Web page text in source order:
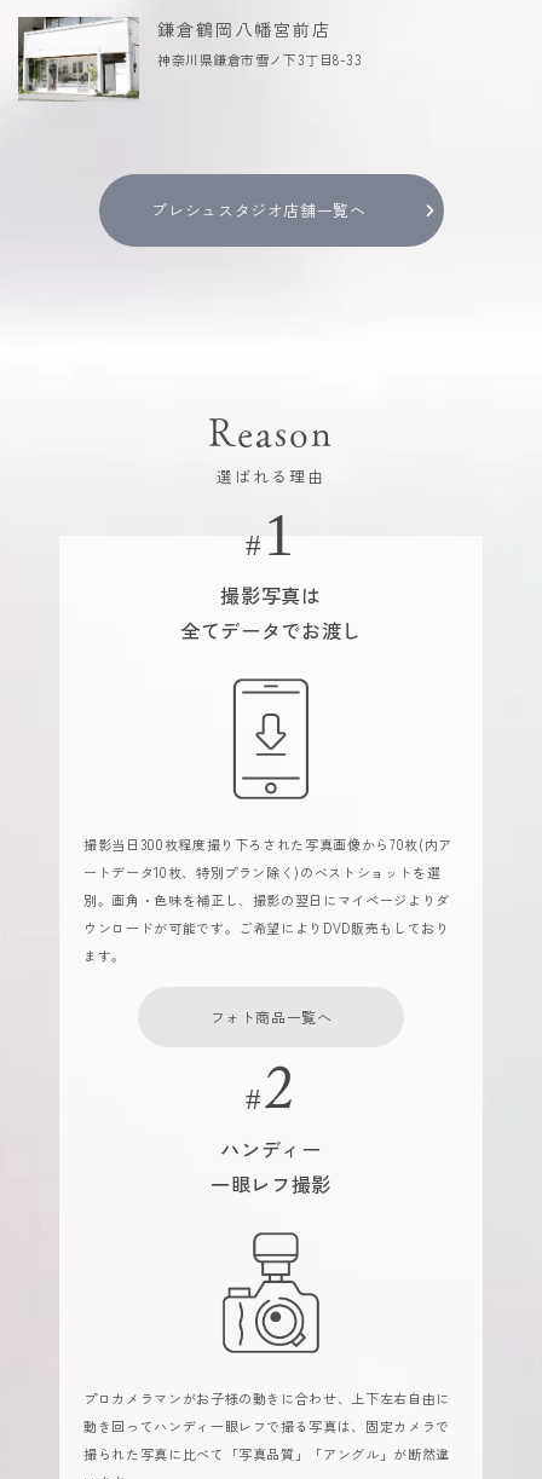
鎌倉鶴岡八幡宮前店
神奈川県鎌倉市雪ノ下3丁目8-33
プレシュスタジオ店舗一覧へ
Reason
選ばれる理由
撮影写真は
全てデータでお渡し
撮影当日300枚程度撮り下ろされた写真画像から70枚(内ア
ートデータ10枚、特別プラン除く)のベストショットを選
別。画角・色味を補正し、撮影の翌日にマイページよりダ
ウンロードが可能です。ご希望によりDVD販売もしており
ます。
フォト商品一覧へ
ハンディー
一眼レフ撮影
プロカメラマンがお子様の動きに合わせ、上下左右自由に
動き回ってハンディ一眼レフで撮る写真は、固定カメラで
撮られた写真に比べて「写真品質」「アングル」が断然違